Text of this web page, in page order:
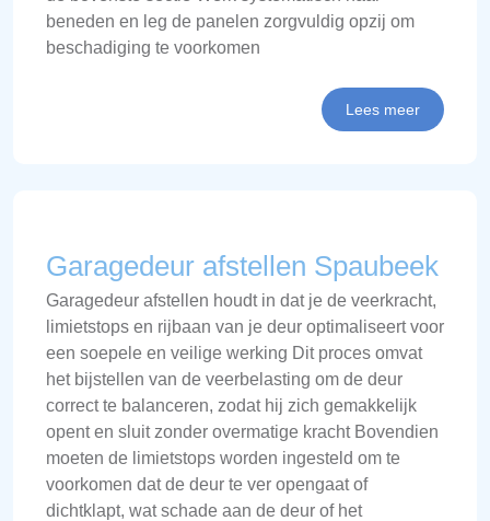
beneden en leg de panelen zorgvuldig opzij om
beschadiging te voorkomen
Lees meer
Garagedeur afstellen Spaubeek
Garagedeur afstellen houdt in dat je de veerkracht,
limietstops en rijbaan van je deur optimaliseert voor
een soepele en veilige werking Dit proces omvat
het bijstellen van de veerbelasting om de deur
correct te balanceren, zodat hij zich gemakkelijk
opent en sluit zonder overmatige kracht Bovendien
moeten de limietstops worden ingesteld om te
voorkomen dat de deur te ver opengaat of
dichtklapt, wat schade aan de deur of het